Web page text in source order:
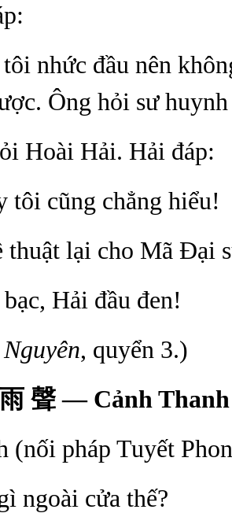
nhức đầu nên
Ông hỏi sư
Hoài Hải. Hải đáp:
tôi cũng chẳng hiểu!
thuật lại cho Mã Ðại
Hải đầu đen!
, quyển 3.)
雨 聲 — Cảnh
(nối pháp Tuyết
ngoài cửa thế?